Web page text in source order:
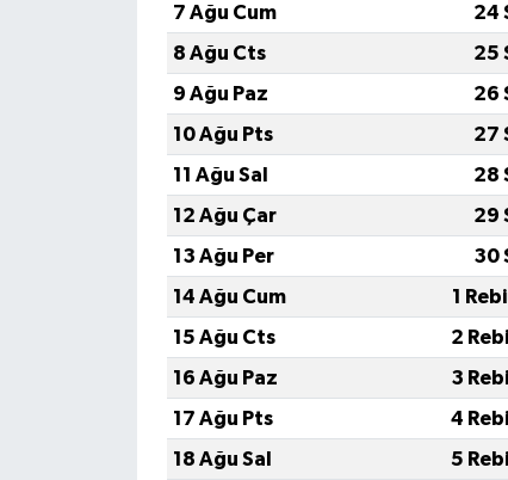
7 Ağu Cum
24
8 Ağu Cts
25
9 Ağu Paz
26
10 Ağu Pts
27
11 Ağu Sal
28
12 Ağu Çar
29
13 Ağu Per
30
14 Ağu Cum
1
15 Ağu Cts
2
16 Ağu Paz
3
17 Ağu Pts
4
18 Ağu Sal
5